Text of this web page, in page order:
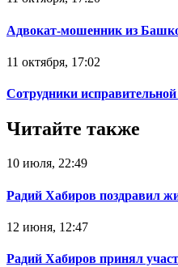
Адвокат-мошенник из
11 октября, 17:02
Сотрудники
Читайте также
10 июля, 22:49
Радий Хабиров поздравил
12 июня, 12:47
Радий Хабиров принял